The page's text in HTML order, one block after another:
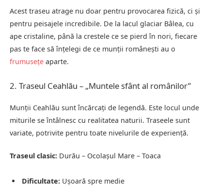
Acest traseu atrage nu doar pentru provocarea fizică, ci și
pentru peisajele incredibile. De la lacul glaciar Bâlea, cu
ape cristaline, până la crestele ce se pierd în nori, fiecare
pas te face să înțelegi de ce munții românești au o
frumusețe aparte.
2. Traseul Ceahlău – „Muntele sfânt al românilor”
Munții Ceahlău sunt încărcați de legendă. Este locul unde
miturile se întâlnesc cu realitatea naturii. Traseele sunt
variate, potrivite pentru toate nivelurile de experiență.
Traseul clasic: Durău – Ocolașul Mare – Toaca
Dificultate: Ușoară spre medie